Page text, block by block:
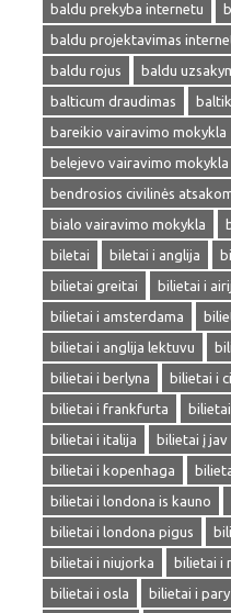
baldu prekyba internetu
baldu projektavimas
baldu rojus
baldu
balticum draudimas
bareikio vairavimo mokykla
belejevo vairavimo mokykla
bendrosios civilinės
bialo vairavimo mokykla
biletai
biletai i anglija
bilietai greitai
bilietai i
bilietai i amsterdama
bilietai i anglija lektuvu
bilietai i berlyna
bilietai i
bilietai i frankfurta
bilietai i italija
bilietai į jav
bilietai i kopenhaga
bilietai i londona is kauno
bilietai i londona pigus
bilietai i niujorka
bilietai i
bilietai i osla
bilietai i